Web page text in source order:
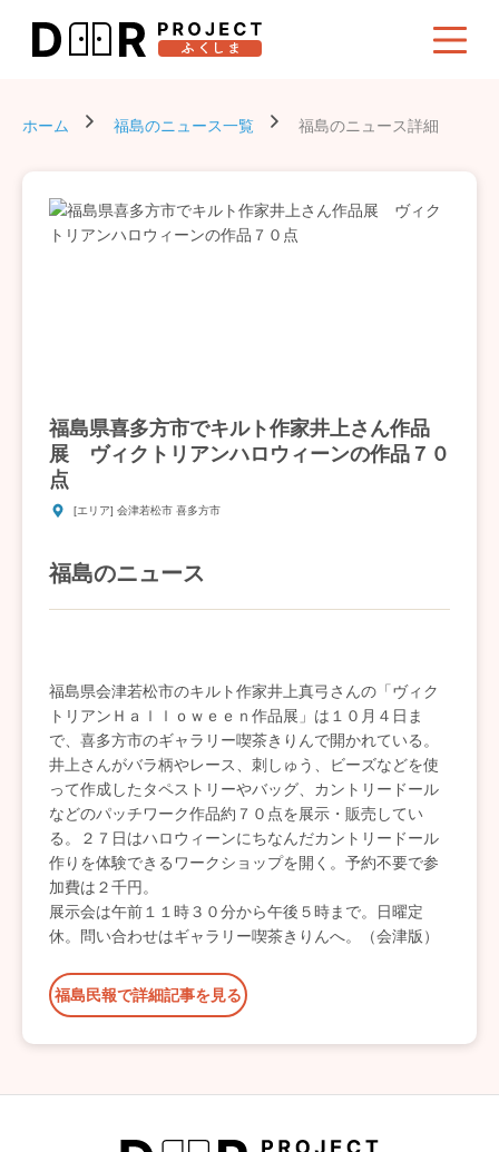
ホーム 福島のニュース一覧 福島のニュース詳細
福島県喜多方市でキルト作家井上さん作品
展 ヴィクトリアンハロウィーンの作品７０
点
[エリア] 会津若松市 喜多方市
福島のニュース
福島県会津若松市のキルト作家井上真弓さんの「ヴィク
トリアンＨａｌｌｏｗｅｅｎ作品展」は１０月４日ま
で、喜多方市のギャラリー喫茶きりんで開かれている。
井上さんがバラ柄やレース、刺しゅう、ビーズなどを使
って作成したタペストリーやバッグ、カントリードール
などのパッチワーク作品約７０点を展示・販売してい
る。２７日はハロウィーンにちなんだカントリードール
作りを体験できるワークショップを開く。予約不要で参
加費は２千円。
展示会は午前１１時３０分から午後５時まで。日曜定
休。問い合わせはギャラリー喫茶きりんへ。（会津版）
福島民報で詳細記事を見る